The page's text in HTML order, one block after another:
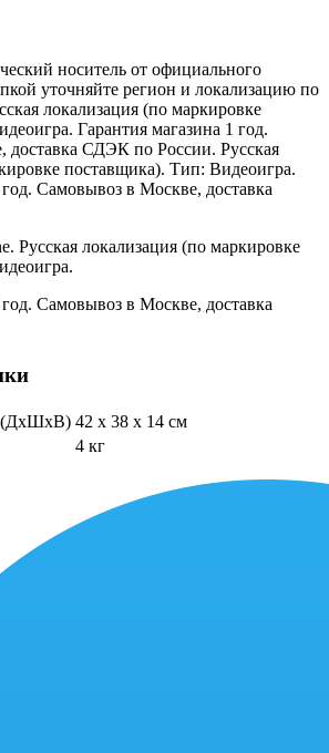
носитель от официального
уточняйте регион и локализацию по
локализация (по маркировке
Гарантия магазина 1 год.
доставка СДЭК по России. Русская
поставщика). Тип: Видеоигра.
Самовывоз в Москве, доставка
Русская локализация (по маркировке
Самовывоз в Москве, доставка
(ДхШхВ) 42 x 38 x 14 см
4 кг